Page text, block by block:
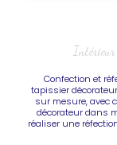
Intérieur
Confection et
tapissier
sur mesure, avec
décorateur dans
réaliser une